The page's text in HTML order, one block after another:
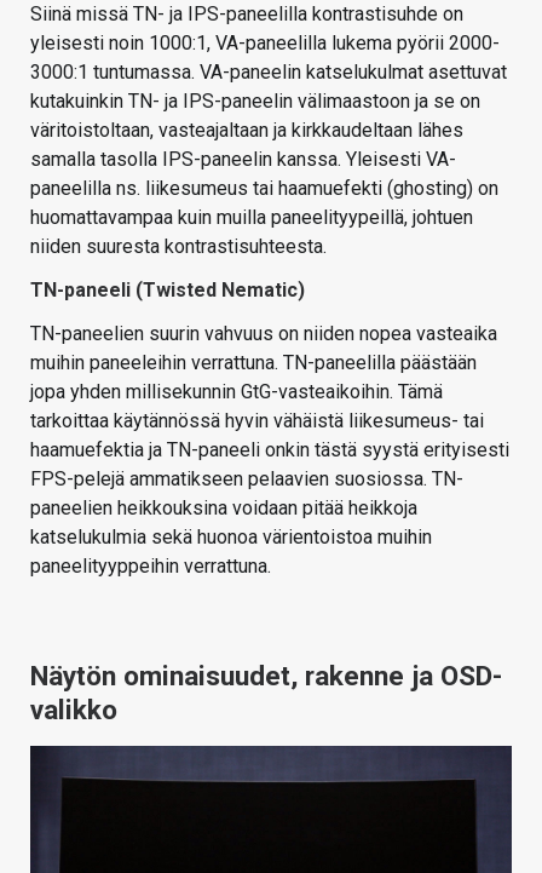
Siinä missä TN- ja IPS-paneelilla kontrastisuhde on
yleisesti noin 1000:1, VA-paneelilla lukema pyörii 2000-
3000:1 tuntumassa. VA-paneelin katselukulmat asettuvat
kutakuinkin TN- ja IPS-paneelin välimaastoon ja se on
väritoistoltaan, vasteajaltaan ja kirkkaudeltaan lähes
samalla tasolla IPS-paneelin kanssa. Yleisesti VA-
paneelilla ns. liikesumeus tai haamuefekti (ghosting) on
huomattavampaa kuin muilla paneelityypeillä, johtuen
niiden suuresta kontrastisuhteesta.
TN-paneeli (Twisted Nematic)
TN-paneelien suurin vahvuus on niiden nopea vasteaika
muihin paneeleihin verrattuna. TN-paneelilla päästään
jopa yhden millisekunnin GtG-vasteaikoihin. Tämä
tarkoittaa käytännössä hyvin vähäistä liikesumeus- tai
haamuefektia ja TN-paneeli onkin tästä syystä erityisesti
FPS-pelejä ammatikseen pelaavien suosiossa. TN-
paneelien heikkouksina voidaan pitää heikkoja
katselukulmia sekä huonoa värientoistoa muihin
paneelityyppeihin verrattuna.
Näytön ominaisuudet, rakenne ja OSD-
valikko